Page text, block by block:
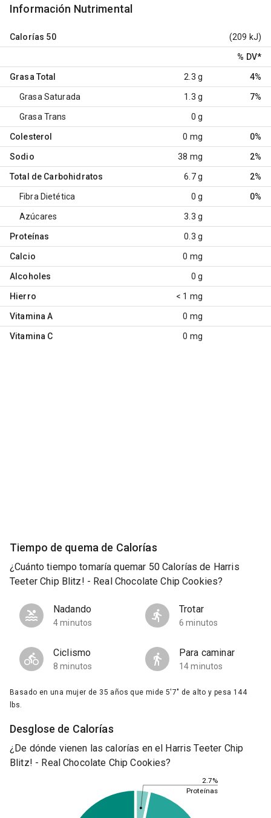
Información Nutrimental
Calorías 50 (209 kJ)
% DV*
Grasa Total 2.3 g 4%
Grasa Saturada 1.3 g 7%
Grasa Trans 0 g
Colesterol 0 mg 0%
Sodio 38 mg 2%
Total de Carbohidratos 6.7 g 2%
Fibra Dietética 0 g 0%
Azúcares 3.3 g
Proteínas 0.3 g
Calcio 0 mg
Alcoholes 0 g
Hierro < 1 mg
Vitamina A 0 mg
Vitamina C 0 mg
Tiempo de quema de Calorías
¿Cuánto tiempo tomaría quemar 50 Calorías de Harris
Teeter Chip Blitz! - Real Chocolate Chip Cookies?
Nadando
4 minutos
Trotar
6 minutos
Ciclismo
8 minutos
Para caminar
14 minutos
Basado en una mujer de 35 años que mide 5'7" de alto y pesa 144
lbs.
Desglose de Calorías
¿De dónde vienen las calorías en el Harris Teeter Chip
Blitz! - Real Chocolate Chip Cookies?
2.7%
Proteínas